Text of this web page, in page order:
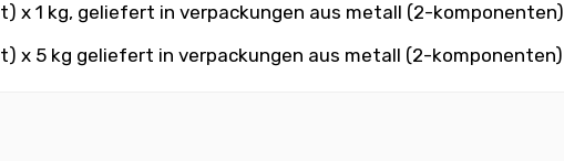
x 1 kg, geliefert in verpackungen aus metall (2-komponenten)
x 5 kg geliefert in verpackungen aus metall (2-komponenten)